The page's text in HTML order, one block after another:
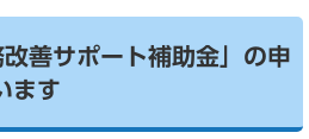
改善サポート補助金」の申
ます